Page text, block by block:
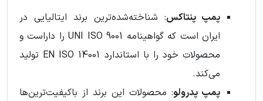
پمپ پنتاکس: شناخته‌شده‌ترین برند ایتالیایی در
ایران است که گواهینامه UNI ISO 9001 را داراست و
محصولات خود را با استاندارد EN ISO 14001 تولید
می‌کند.
‌پمپ پدرولو: محصولات این برند از باکیفیت‌ترین‌ها